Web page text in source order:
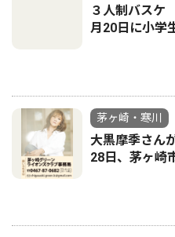
３人制バス
月20日に小学
茅ヶ崎・寒川
大黒摩季さん
28日、茅ヶ崎